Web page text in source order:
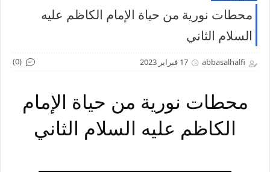
محطات نورية من حياة الإمام الكاظم عليه
السلام الثاني
abbasalhalfi 17 فبراير 2023 (0)
محطات نورية من حياة الإمام
الكاظم عليه السلام الثاني